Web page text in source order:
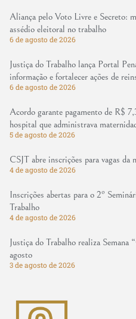
Aliança pelo Voto Livre e Secreto:
assédio eleitoral no trabalho
6 de agosto de 2026
Justiça do Trabalho lança Portal
informação e fortalecer ações de
6 de agosto de 2026
Acordo garante pagamento de R$
hospital que administrava
5 de agosto de 2026
CSJT abre inscrições para vagas
4 de agosto de 2026
Inscrições abertas para o 2º
Trabalho
4 de agosto de 2026
Justiça do Trabalho realiza
agosto
3 de agosto de 2026